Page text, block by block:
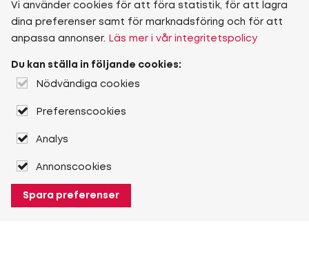
Vi använder cookies för att föra statistik, för att lagra
dina preferenser samt för marknadsföring och för att
anpassa annonser.
Läs mer i vår integritetspolicy
Du kan ställa in följande cookies:
Nödvändiga cookies
Preferenscookies
Analys
Annonscookies
Spara preferenser